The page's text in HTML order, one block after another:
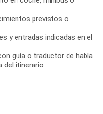
previstos o
y entradas indicadas en el
guía o traductor de habla
del itinerario